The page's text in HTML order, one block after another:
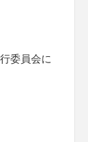
委員会に